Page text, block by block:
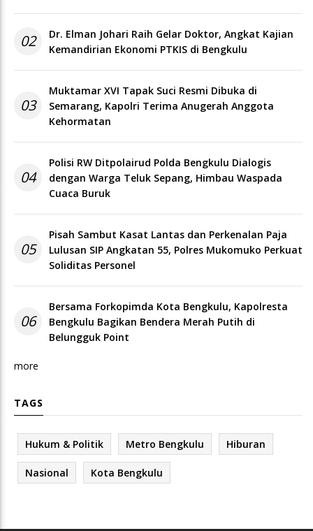
02
Dr. Elman Johari Raih Gelar Doktor, Angkat Kajian
Kemandirian Ekonomi PTKIS di Bengkulu
03
Muktamar XVI Tapak Suci Resmi Dibuka di
Semarang, Kapolri Terima Anugerah Anggota
Kehormatan
04
Polisi RW Ditpolairud Polda Bengkulu Dialogis
dengan Warga Teluk Sepang, Himbau Waspada
Cuaca Buruk
05
Pisah Sambut Kasat Lantas dan Perkenalan Paja
Lulusan SIP Angkatan 55, Polres Mukomuko Perkuat
Soliditas Personel
06
Bersama Forkopimda Kota Bengkulu, Kapolresta
Bengkulu Bagikan Bendera Merah Putih di
Belungguk Point
more
TAGS
Hukum & Politik Metro Bengkulu Hiburan
Nasional Kota Bengkulu